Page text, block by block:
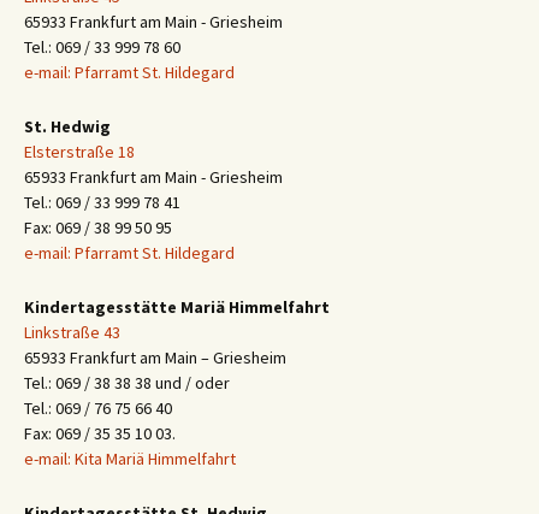
65933 Frankfurt am Main - Griesheim
Tel.: 069 / 33 999 78 60
e-mail: Pfarramt St. Hildegard
St. Hedwig
Elsterstraße 18
65933 Frankfurt am Main - Griesheim
Tel.: 069 / 33 999 78 41
Fax: 069 / 38 99 50 95
e-mail: Pfarramt St. Hildegard
Kindertagesstätte Mariä Himmelfahrt
Linkstraße 43
65933 Frankfurt am Main – Griesheim
Tel.: 069 / 38 38 38 und / oder
Tel.: 069 / 76 75 66 40
Fax: 069 / 35 35 10 03.
e-mail: Kita Mariä Himmelfahrt